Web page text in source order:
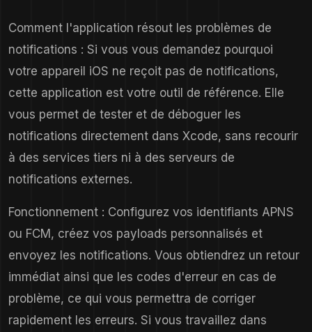
Comment l'application résout les problèmes de
notifications : Si vous vous demandez pourquoi
votre appareil iOS ne reçoit pas de notifications,
cette application est votre outil de référence. Elle
vous permet de tester et de déboguer les
notifications directement dans Xcode, sans recourir
à des services tiers ni à des serveurs de
notifications externes.
Fonctionnement : Configurez vos identifiants APNS
ou FCM, créez vos payloads personnalisés et
envoyez les notifications. Vous obtiendrez un retour
immédiat ainsi que les codes d'erreur en cas de
problème, ce qui vous permettra de corriger
rapidement les erreurs. Si vous travaillez dans